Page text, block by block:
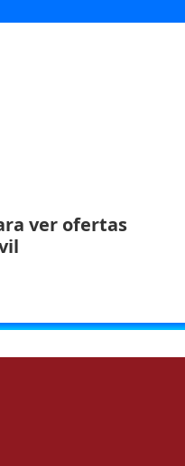
ver ofertas